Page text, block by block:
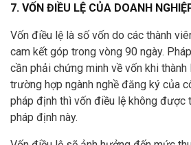
7. VỐN ĐIỀU LỆ CỦA DOANH
Vốn điều lệ là số vốn do các thành
cam kết góp trong vòng 90 ngày.
cần phải chứng minh về vốn khi thành
trường hợp ngành nghề đăng ký của
pháp định thì vốn điều lệ không được
pháp định này.